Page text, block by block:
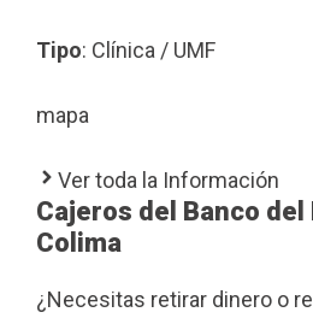
Tipo: Clínica / UMF
mapa
Ver toda la Información
Cajeros del Banco
Colima
¿Necesitas retirar dinero o